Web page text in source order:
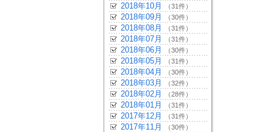
2018年10月 （31件）
2018年09月 （30件）
2018年08月 （31件）
2018年07月 （31件）
2018年06月 （30件）
2018年05月 （31件）
2018年04月 （30件）
2018年03月 （32件）
2018年02月 （28件）
2018年01月 （31件）
2017年12月 （31件）
2017年11月 （30件）